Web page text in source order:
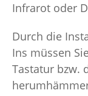
Infrarot oder
Durch die
Ins müssen
Tastatur bzw.